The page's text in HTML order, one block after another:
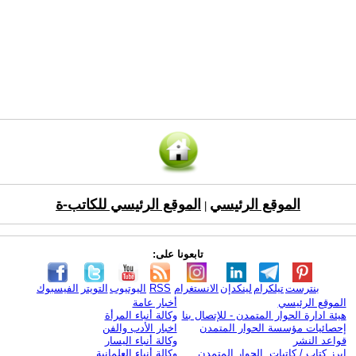
الموقع الرئيسي الموقع الرئيسي للكاتب-ة
تابعونا على:
الفيسبوك التويتر اليوتيوب RSS الانستغرام لينكدإن تيلكرامبنترست
الموقع الرئيسي
هيئة ادارة الحوار المتمدن - للإتصال بنا
إحصائيات مؤسسة الحوار المتمدن
قواعد النشر
ابرز كتاب / كاتبات الحوار المتمدن
أخبار عامة
وكالة أنباء المرأة
اخبار الأدب والفن
وكالة أنباء اليسار
وكالة أنباء العلمانية